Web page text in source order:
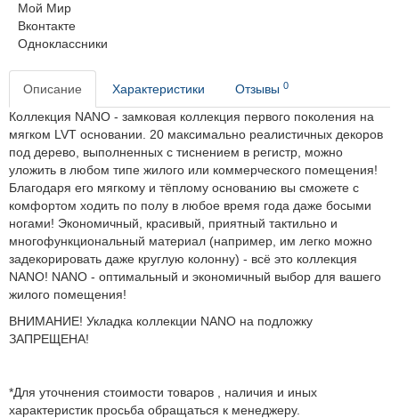
Мой Мир
Вконтакте
Одноклассники
Описание Характеристики Отзывы 0
Коллекция NANO - замковая коллекция первого поколения на
мягком LVT основании. 20 максимально реалистичных декоров
под дерево, выполненных с тиснением в регистр, можно
уложить в любом типе жилого или коммерческого помещения!
Благодаря его мягкому и тёплому основанию вы сможете с
комфортом ходить по полу в любое время года даже босыми
ногами! Экономичный, красивый, приятный тактильно и
многофункциональный материал (например, им легко можно
задекорировать даже круглую колонну) - всё это коллекция
NANO! NANO - оптимальный и экономичный выбор для вашего
жилого помещения!
ВНИМАНИЕ! Укладка коллекции NANO на подложку
ЗАПРЕЩЕНА!
*Для уточнения стоимости товаров , наличия и иных
характеристик просьба обращаться к менеджеру.